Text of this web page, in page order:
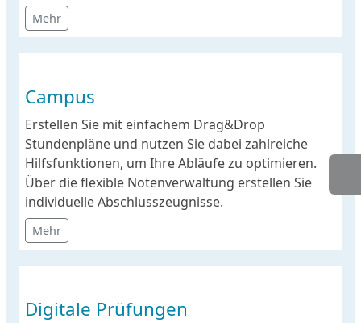
Mehr
Campus
Erstellen Sie mit einfachem Drag&Drop
Stundenpläne und nutzen Sie dabei zahlreiche
Hilfsfunktionen, um Ihre Abläufe zu optimieren.
Über die flexible Notenverwaltung erstellen Sie
individuelle Abschlusszeugnisse.
Mehr
Digitale Prüfungen